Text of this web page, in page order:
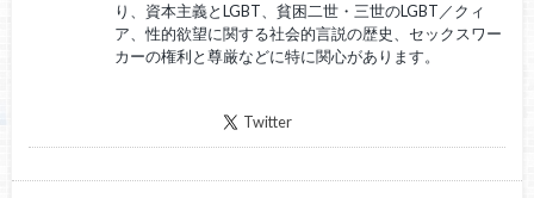
り、資本主義とLGBT、貧困二世・三世のLGBT／クィ
ア、性的欲望に関する社会的言説の歴史、セックスワー
カーの権利と尊厳などに特に関心があります。
Twitter